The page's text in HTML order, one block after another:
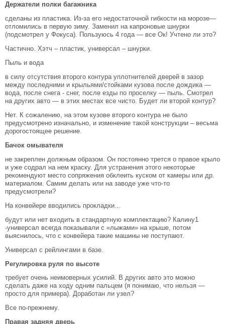
Держатели полки багажника
сделаны из пластика. Из-за его недостаточной гибкости на морозе—
отломились в первую зиму. Заменил на капроновые шнурки
(подсмотрел у Фокуса). Пользуюсь 4 года — все Ок! Учтено ли это?
Частично. Хэтч – пластик, универсал – шнурки.
Пыль и вода
в силу отсутствия второго контура уплотнителей дверей в зазор
между последними и крыльями/стойками кузова после дождика —
вода, после снега - снег, после езды по проселку — пыль. Смотрел
на других авто — в этих местах все чисто. Будет ли второй контур?
Нет. К сожалению, на этом кузове второго контура не было
предусмотрено изначально, и изменение такой конструкции – весьма
дорогостоящее решение.
Бачок омывателя
не закреплен должным образом. Он постоянно трется о правое крыло
и уже содрал на нем краску. Для устранения этого некоторые
рекомендуют место сопряжения обклеить куском от камеры или др.
материалом. Самим делать или на заводе уже что-то
предусмотрели?
На конвейере вводились прокладки…
будут или нет входить в стандартную комплектацию? Калину1
-универсал всегда показывали с «лыжами» на крыше, потом
выяснилось, что с конвейера такие машины не поступают.
Универсал с рейлингами в базе.
Регулировка руля по высоте
требует очень неимоверных усилий. В других авто это можно
сделать даже на ходу одним пальцем (я понимаю, что нельзя —
просто для примера). Доработан ли узел?
Все по-прежнему.
Правая задняя дверь